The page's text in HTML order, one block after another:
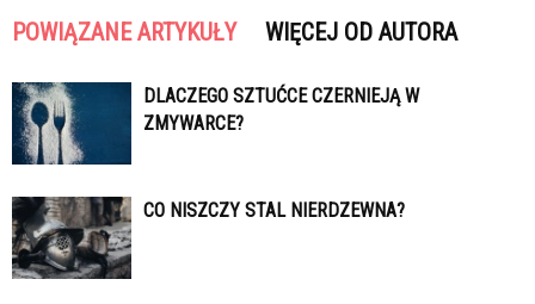
POWIĄZANE ARTYKUŁY WIĘCEJ OD AUTORA
DLACZEGO SZTUĆCE CZERNIEJĄ W
ZMYWARCE?
CO NISZCZY STAL NIERDZEWNA?